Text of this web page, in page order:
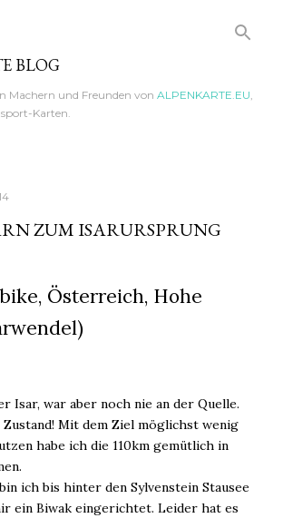
Direkt zum Hauptbereich
BLOG
Machern und Freunden von ALPENKARTE.EU,
Karten.
ZUM ISARURSPRUNG
Österreich, Hohe
Isar, war aber noch nie an der Quelle.
Mit dem Ziel möglichst wenig
habe ich die 110km gemütlich in
ich bis hinter den Sylvenstein Stausee
ein Biwak eingerichtet. Leider hat es